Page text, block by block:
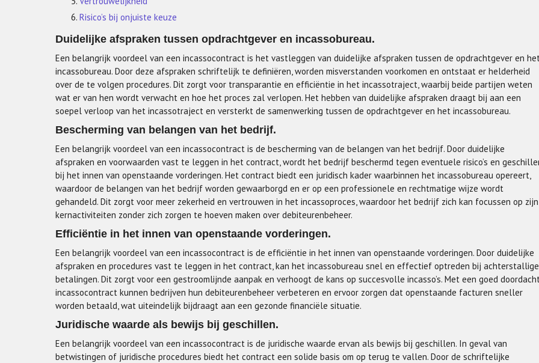
Risico’s bij onjuiste keuze
Duidelijke afspraken tussen opdrachtgever en incassobureau.
Een belangrijk voordeel van een incassocontract is het vastleggen van duidelijke afspraken tussen de opdrachtgever en
incassobureau. Door deze afspraken schriftelijk te definiëren, worden misverstanden voorkomen en ontstaat er helderheid
over de te volgen procedures. Dit zorgt voor transparantie en efficiëntie in het incassotraject, waarbij beide partijen weten
wat er van hen wordt verwacht en hoe het proces zal verlopen. Het hebben van duidelijke afspraken draagt bij aan een
soepel verloop van het incassotraject en versterkt de samenwerking tussen de opdrachtgever en het incassobureau.
Bescherming van belangen van het bedrijf.
Een belangrijk voordeel van een incassocontract is de bescherming van de belangen van het bedrijf. Door duidelijke
afspraken en voorwaarden vast te leggen in het contract, wordt het bedrijf beschermd tegen eventuele risico’s en
bij het innen van openstaande vorderingen. Het contract biedt een juridisch kader waarbinnen het incassobureau opereert,
waardoor de belangen van het bedrijf worden gewaarborgd en er op een professionele en rechtmatige wijze wordt
gehandeld. Dit zorgt voor meer zekerheid en vertrouwen in het incassoproces, waardoor het bedrijf zich kan focussen op zijn
kernactiviteiten zonder zich zorgen te hoeven maken over debiteurenbeheer.
Efficiëntie in het innen van openstaande vorderingen.
Een belangrijk voordeel van een incassocontract is de efficiëntie in het innen van openstaande vorderingen. Door duidelijke
afspraken en procedures vast te leggen in het contract, kan het incassobureau snel en effectief optreden bij achterstallige
betalingen. Dit zorgt voor een gestroomlijnde aanpak en verhoogt de kans op succesvolle incasso’s. Met een goed
incassocontract kunnen bedrijven hun debiteurenbeheer verbeteren en ervoor zorgen dat openstaande facturen sneller
worden betaald, wat uiteindelijk bijdraagt aan een gezonde financiële situatie.
Juridische waarde als bewijs bij geschillen.
Een belangrijk voordeel van een incassocontract is de juridische waarde ervan als bewijs bij geschillen. In geval van
betwistingen of juridische procedures biedt het contract een solide basis om op terug te vallen. Door de schriftelijke